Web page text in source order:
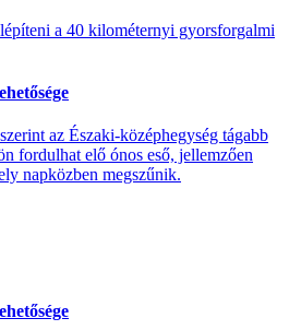
a 40 kilométernyi gyorsforgalmi
az Északi-középhegység tágabb
fordulhat elő ónos eső, jellemzően
napközben megszűnik.